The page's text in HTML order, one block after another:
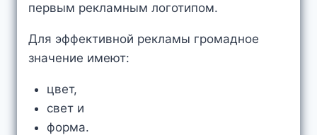
первым рекламным логотипом.
Для эффективной рекламы громадное
значение имеют:
цвет,
свет и
форма.